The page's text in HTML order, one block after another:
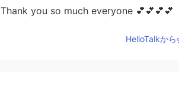
Thank you so much everyone 💕💕💕💕
HelloTalkか